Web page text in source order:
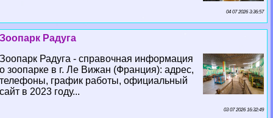
04 07 2026 3:36:57
Зоопарк Радуга
Зоопарк Радуга - справочная информация
о зоопарке в г. Ле Вижан (Франция): адрес,
телефоны, график работы, официальный
сайт в 2023 году...
03 07 2026 16:32:49